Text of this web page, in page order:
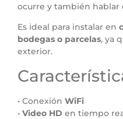
ocurre y también hablar
Es ideal para instalar en
bodegas o parcelas, ya
exterior.
• Conexión WiFi
• Video HD en tiempo